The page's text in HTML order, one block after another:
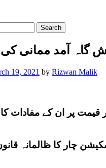
گاہ آمد ممانی
19, 2021 by Rizwan Malik
قیمت پر ان کے مفادات
چار کا ظالمانہ